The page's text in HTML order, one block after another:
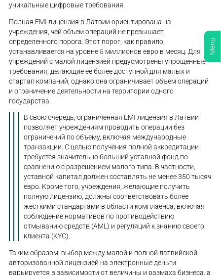
уникальные цифровые требования.
Полная EMI лицензия в Латвии ориентирована на
учреждения, чей объем операций не превышает
определенного порога. Этот порог, как правило,
устанавливается на уровне 5 миллионов евро в месяц. Для
учреждений с малой лицензией предусмотрены упрощенные
требования, делающие её более доступной для малых и
стартап компаний, однако она ограничивает объем операций
и ограничение деятельности на территории одного
государства.
В свою очередь, ограниченная EMI лицензия в Латвии
позволяет учреждениям проводить операции без
ограничений по объему, включая международные
транзакции. С целью получения полной аккредитации
требуется значительно больший уставной фонд по
сравнению с разрешением малого типа. В частности,
уставной капитал должен составлять не менее 350 тысяч
евро. Кроме того, учреждения, желающие получить
полную лицензию, должны соответствовать более
жесткими стандартами в области комплаенса, включая
соблюдение нормативов по противодействию
отмыванию средств (AML) и регуляций к знанию своего
клиента (KYC).
Таким образом, выбор между малой и полной латвийской
авторизованной лицензией на электронные деньги
варьируется в зависимости от величины и размаха бизнеса, а
Menu